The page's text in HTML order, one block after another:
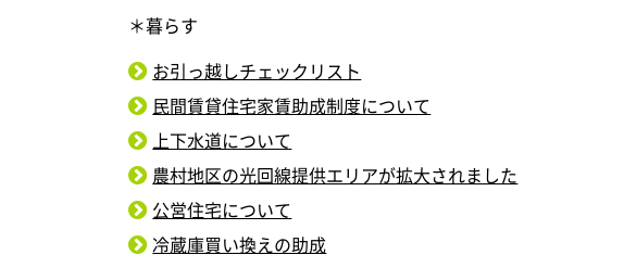
＊暮らす
お引っ越しチェックリスト
民間賃貸住宅家賃助成制度について
上下水道について
農村地区の光回線提供エリアが拡大されました
公営住宅について
冷蔵庫買い換えの助成